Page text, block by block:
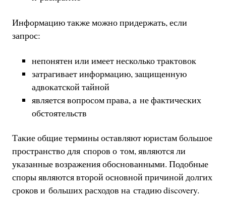
Информацию также можно придержать, если
запрос:
непонятен или имеет несколько трактовок
затрагивает информацию, защищенную
адвокатской тайной
является вопросом права, а не фактических
обстоятельств
Такие общие термины оставляют юристам большое
пространство для споров о том, являются ли
указанные возражения обоснованными. Подобные
споры являются второй основной причиной долгих
сроков и больших расходов на стадию discovery.